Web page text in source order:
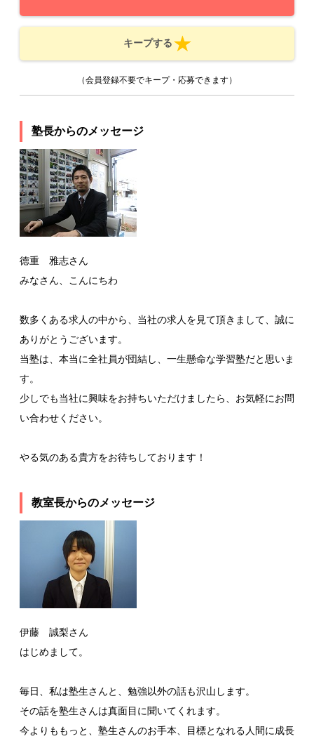
キープする
（会員登録不要でキープ・応募できます）
塾長からのメッセージ
徳重 雅志さん
みなさん、こんにちわ
数多くある求人の中から、当社の求人を見て頂きまして、誠に
ありがとうございます。
当塾は、本当に全社員が団結し、一生懸命な学習塾だと思いま
す。
少しでも当社に興味をお持ちいただけましたら、お気軽にお問
い合わせください。
やる気のある貴方をお待ちしております！
教室長からのメッセージ
伊藤 誠梨さん
はじめまして。
毎日、私は塾生さんと、勉強以外の話も沢山します。
その話を塾生さんは真面目に聞いてくれます。
今よりももっと、塾生さんのお手本、目標となれる人間に成長